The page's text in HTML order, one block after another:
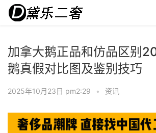
加拿大鹅正品和仿品区别
鹅真假对比图及鉴别技巧
2025年10月23日 pm2:29 • 资讯